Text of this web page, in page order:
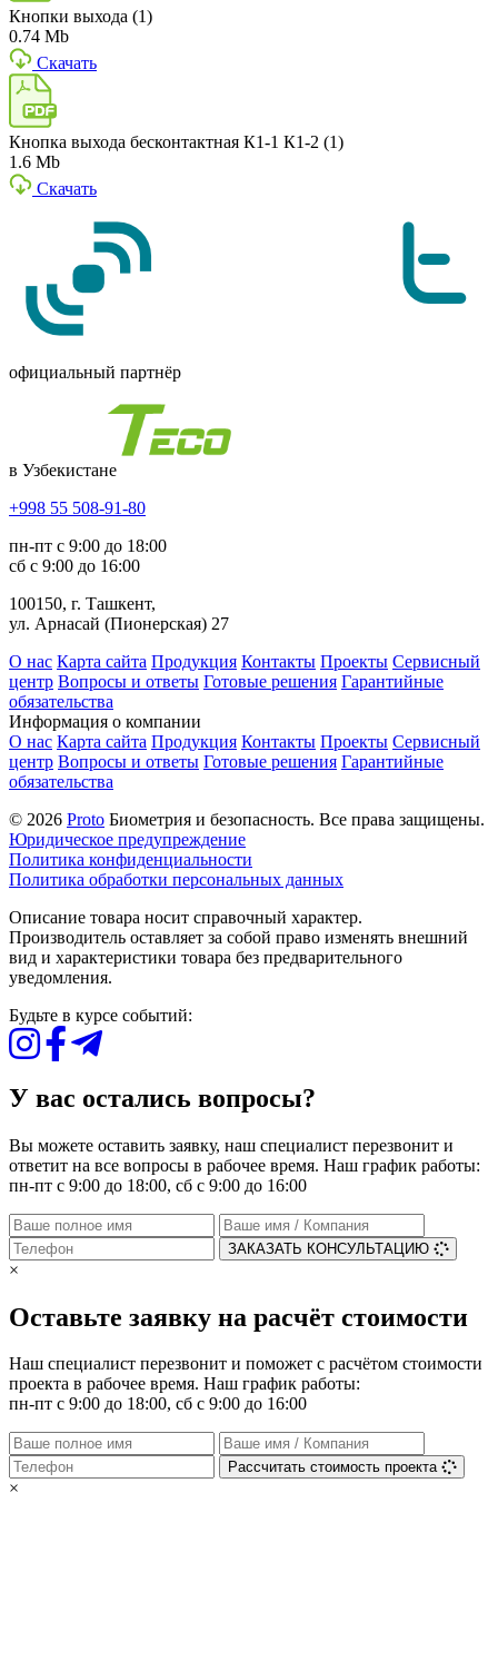
Кнопки выхода (1)
0.74 Mb
Скачать
Кнопка выхода бесконтактная К1-1 К1-2 (1)
1.6 Mb
Скачать
официальный партнёр
в Узбекистане
+998 55 508-91-80
пн-пт с 9:00 до 18:00
сб с 9:00 до 16:00
100150, г. Ташкент,
ул. Арнасай (Пионерская) 27
О нас Карта сайта Продукция Контакты Проекты Сервисный
центр Вопросы и ответы Готовые решения Гарантийные
обязательства
Информация о компании
О нас Карта сайта Продукция Контакты Проекты Сервисный
центр Вопросы и ответы Готовые решения Гарантийные
обязательства
© 2026 Proto Биометрия и безопасность. Все права защищены.
Юридическое предупреждение
Политика конфиденциальности
Политика обработки персональных данных
Описание товара носит справочный характер.
Производитель оставляет за собой право изменять внешний
вид и характеристики товара без предварительного
уведомления.
Будьте в курсе событий:
У вас остались вопросы?
Вы можете оставить заявку, наш специалист перезвонит и
ответит на все вопросы в рабочее время. Наш график работы:
пн-пт с 9:00 до 18:00, сб с 9:00 до 16:00
ЗАКАЗАТЬ КОНСУЛЬТАЦИЮ
×
Оставьте заявку на расчёт стоимости
Наш специалист перезвонит и поможет с расчётом стоимости
проекта в рабочее время. Наш график работы:
пн-пт с 9:00 до 18:00, сб с 9:00 до 16:00
Рассчитать стоимость проекта
×